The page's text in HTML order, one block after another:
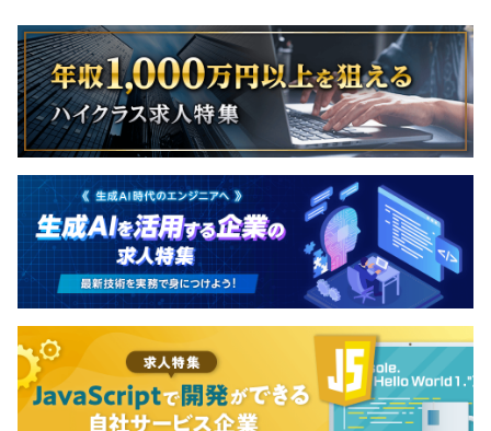
全社12名
■エンジニアチーム
・フロントエンドエンジニア1名
・業務委託エンジニア3名
※今後事業の成長に伴い、人員拡大も考えています。今後
のorosyの成長を支えるエンジニアチームの基盤を創るメ
ンバーとしてお待ちしています！